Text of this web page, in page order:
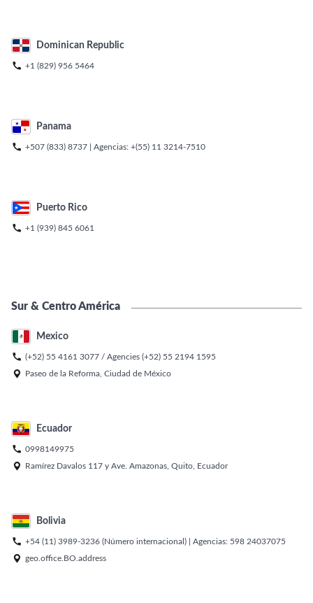
Dominican Republic
 +1 (829) 956 5464
Panama
 +507 (833) 8737 | Agencias: +(55) 11 3214-7510
Puerto Rico
 +1 (939) 845 6061
Sur & Centro América
Mexico
 (+52) 55 4161 3077 / Agencies (+52) 55 2194 1595
 Paseo de la Reforma, Ciudad de México
Ecuador
 0998149975
 Ramírez Davalos 117 y Ave. Amazonas, Quito, Ecuador
Bolivia
 +54 (11) 3989-3236 (Número internacional) | Agencias: 598 24037075
 geo.office.BO.address